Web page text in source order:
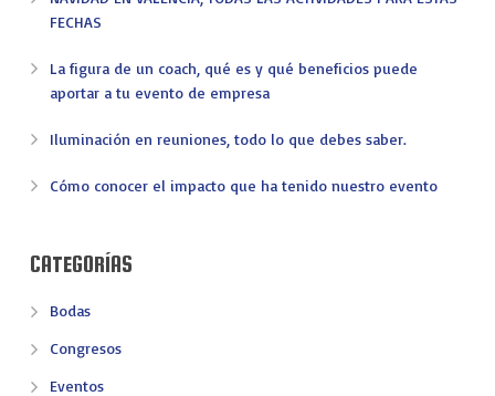
FECHAS
La figura de un coach, qué es y qué beneficios puede
aportar a tu evento de empresa
Iluminación en reuniones, todo lo que debes saber.
Cómo conocer el impacto que ha tenido nuestro evento
CATEGORÍAS
Bodas
Congresos
Eventos